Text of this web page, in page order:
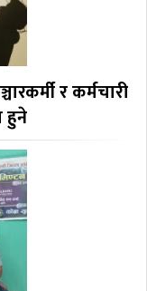
र कर्मचारी
हुने